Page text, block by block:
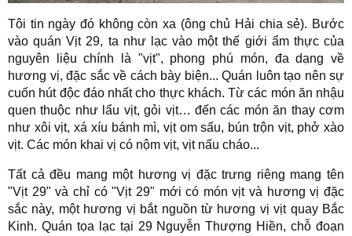
Tôi tin ngày đó không còn xa (ông chủ Hải chia sẻ). Bước
vào quán Vịt 29, ta như lạc vào một thế giới ẩm thực của
nguyên liệu chính là "vịt", phong phú món, đa dạng về
hương vị, đặc sắc về cách bày biện... Quán luôn tạo nên sự
cuốn hút độc đáo nhất cho thực khách. Từ các món ăn nhậu
quen thuộc như lẩu vịt, gỏi vịt… đến các món ăn thay cơm
như xôi vịt, xá xíu bánh mì, vịt om sấu, bún trộn vịt, phở xào
vịt. Các món khai vị có nộm vịt, vịt nấu cháo...
Tất cả đều mang một hương vị đặc trưng riêng mang tên
"Vịt 29" và chỉ có "Vịt 29" mới có món vịt và hương vị đặc
sắc này, một hương vị bắt nguồn từ hương vị vịt quay Bắc
Kinh. Quán tọa lạc tại 29 Nguyễn Thượng Hiền, chỗ đoạn